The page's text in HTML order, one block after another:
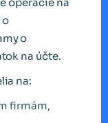
o
o
na účte.
na:
firmám,